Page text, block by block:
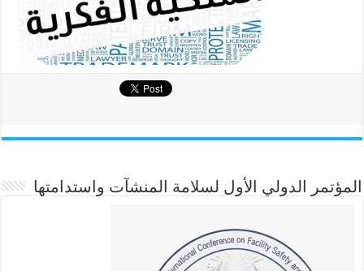
المؤتمر الدولي الأول لسلامة المنشآت واستدامتها